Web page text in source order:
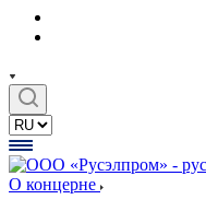
О концерне